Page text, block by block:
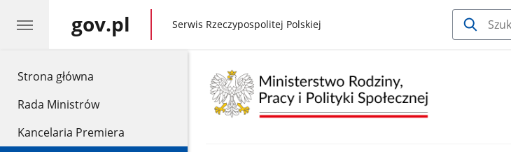
Strona główna
Rada Ministrów
Kancelaria Premiera
gov.pl gov.pl
Serwis Rzeczypospolitej Polskiej